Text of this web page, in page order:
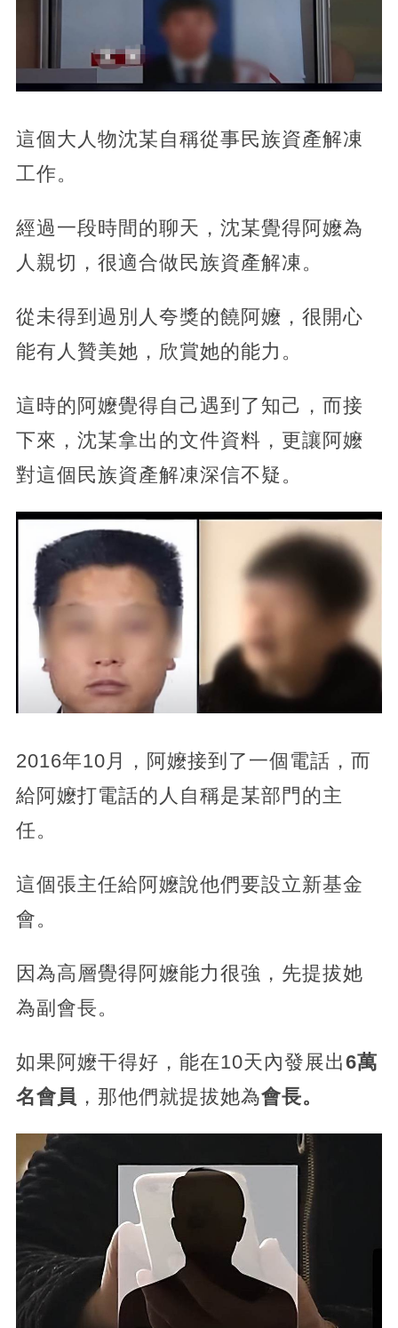
這個大人物沈某自稱從事民族資產解凍
工作。
經過一段時間的聊天，沈某覺得阿嬤為
人親切，很適合做民族資產解凍。
從未得到過別人夸獎的饒阿嬤，很開心
能有人贊美她，欣賞她的能力。
這時的阿嬤覺得自己遇到了知己，而接
下來，沈某拿出的文件資料，更讓阿嬤
對這個民族資產解凍深信不疑。
2016年10月，阿嬤接到了一個電話，而
給阿嬤打電話的人自稱是某部門的主
任。
這個張主任給阿嬤說他們要設立新基金
會。
因為高層覺得阿嬤能力很強，先提拔她
為副會長。
如果阿嬤干得好，能在10天內發展出6萬
名會員 ，那他們就提拔她為會長。